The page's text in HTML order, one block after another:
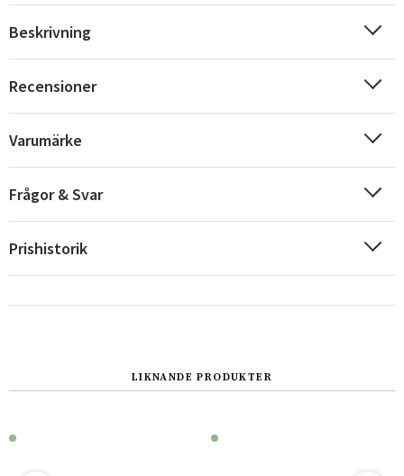
Beskrivning
Recensioner
Varumärke
Frågor & Svar
Prishistorik
LIKNANDE PRODUKTER